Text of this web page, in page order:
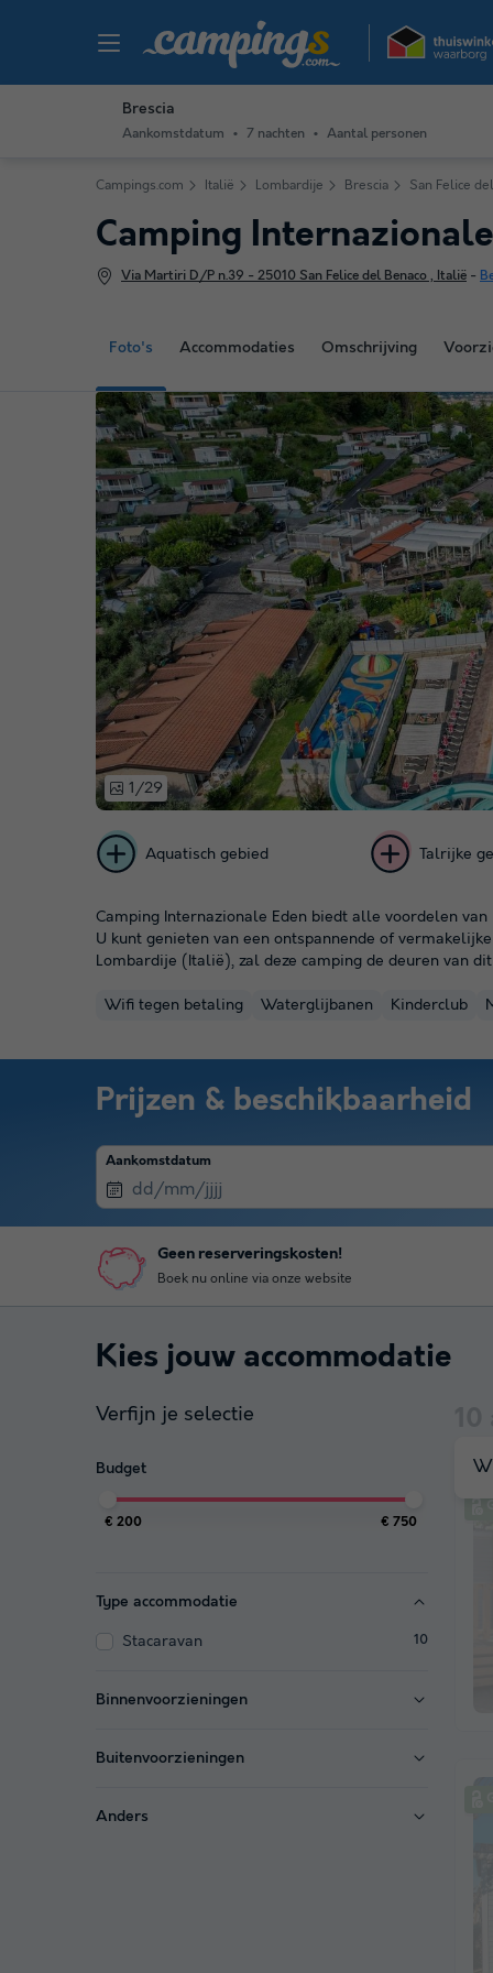
Brescia
Aankomstdatum 7 nachten Aantal personen
Campings.com Italië Lombardije Brescia San Felice
Foto's Accommodaties Omschrijving
Camping
Via Martiri D/P n.39 - 25010 San Felice del Benaco , Italië -
1/29
Aquatisch gebied Talrijke
Camping Internazionale Eden biedt alle voordelen
U kunt genieten van een ontspannende of
Lombardije (Italië), zal deze camping de deuren van
Wifi tegen betaling Waterglijbanen Kinderclub
Prijzen & beschikbaarheid
Aankomstdatum
Geen reserveringskosten!
Boek nu online via onze website
Kies jouw accommodatie
Verfijn je selectie
Budget
€ 200 € 750
Type accommodatie
Stacaravan 10
Binnenvoorzieningen
Buitenvoorzieningen
Anders